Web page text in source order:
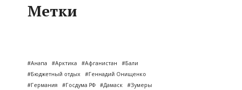
Метки
#Анапа #Арктика #Афганистан
#Бали
#Бюджетный отдых
#Геннадий Онищенко
#Германия
#Госдума РФ #Дамаск
#Зумеры